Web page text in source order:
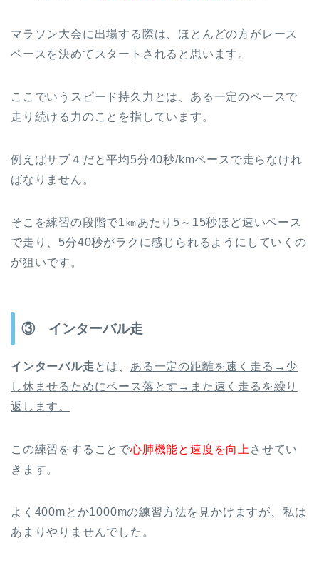
マラソン大会に出場する際は、ほとんどの方がレース
ペースを決めてスタートされると思います。
ここでいうスピード持久力とは、ある一定のペースで
走り続ける力のことを指しています。
例えばサブ４だと平均5分40秒/kmペースで走らなけれ
ばなりません。
そこを練習の段階で1㎞あたり5～15秒ほど速いペース
で走り、5分40秒がラクに感じられるようにしていくの
が狙いです。
③ インターバル走
インターバル走 とは、 ある一定の距離を速く走る→少
し休ませるためにペース落とす→また速く走るを繰り
返します。
この練習をすることで心肺機能と速度を向上 させてい
きます。
よく400mとか1000mの練習方法を見かけますが、私は
あまりやりませんでした。